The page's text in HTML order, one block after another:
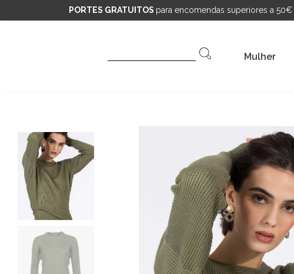
PORTES GRATUITOS para encomendas superiores a 50€
Mulher